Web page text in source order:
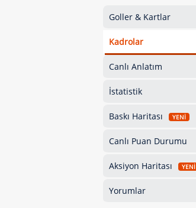
Goller & Kartlar
Kadrolar
Canlı Anlatım
İstatistik
Baskı Haritası YENİ
Canlı Puan Durumu
Aksiyon Haritası YENİ
Yorumlar